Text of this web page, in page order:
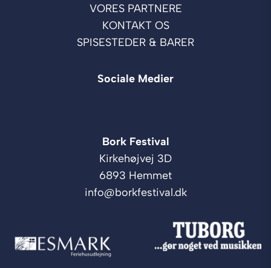
Bork Festival
Kirkehøjvej 3D
6893 Hemmet
info@borkfestival.dk
VORES PARTNERE
KONTAKT OS
SPISESTEDER & BARER
Sociale Medier